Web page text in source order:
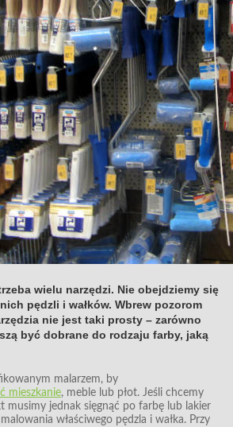
wielu narzędzi. Nie obejdziemy się
pędzli i wałków. Wbrew pozorom
nie jest taki prosty – zarówno
być dobrane do rodzaju farby, jaką
malarzem, by
mieszkanie, meble lub płot. Jeśli chcemy
musimy jednak sięgnąć po farbę lub lakier
właściwego pędzla i wałka. Przy